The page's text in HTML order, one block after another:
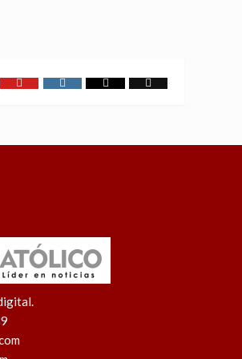
YoutubeInstagram
X TikTok